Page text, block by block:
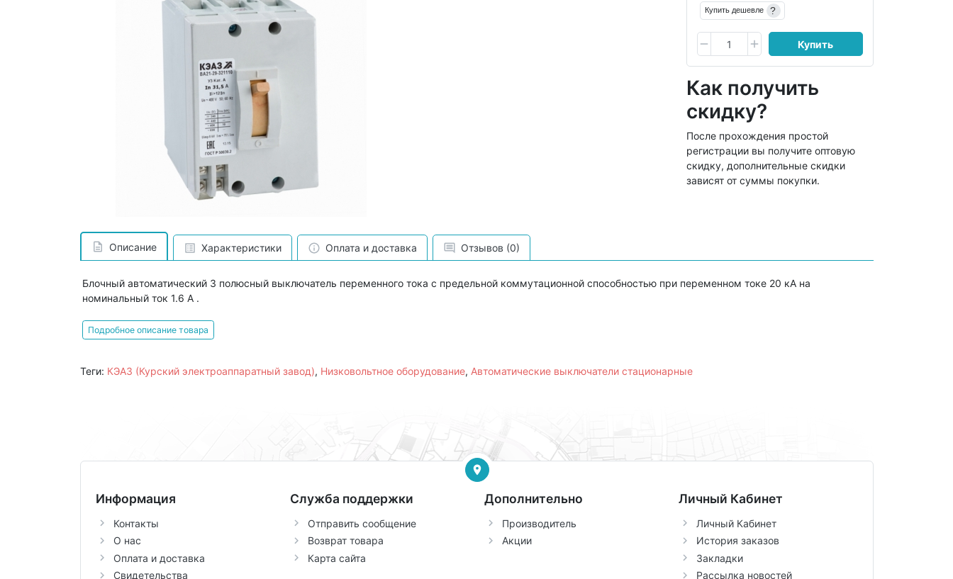
Купить дешевле ?
Купить
Как получить
скидку?
После прохождения простой
регистрации вы получите оптовую
скидку, дополнительные скидки
зависят от суммы покупки.
Описание Характеристики Оплата и доставка Отзывов (0)
Блочный автоматический 3 полюсный выключатель переменного тока с предельной коммутационной способностью при переменном токе 20 кА на
номинальный ток 1.6 А .
Подробное описание товара
Теги: КЭАЗ (Курский электроаппаратный завод), Низковольтное оборудование, Автоматические выключатели стационарные
Информация
Контакты
О нас
Оплата и доставка
Свидетельства
Служба поддержки
Отправить сообщение
Возврат товара
Карта сайта
Дополнительно
Производитель
Акции
Личный Кабинет
Личный Кабинет
История заказов
Закладки
Рассылка новостей